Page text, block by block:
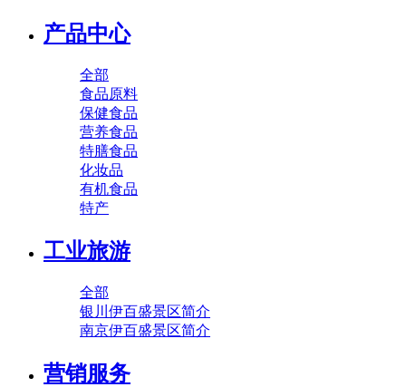
产品中心
全部
食品原料
保健食品
营养食品
特膳食品
化妆品
有机食品
特产
工业旅游
全部
银川伊百盛景区简介
南京伊百盛景区简介
营销服务